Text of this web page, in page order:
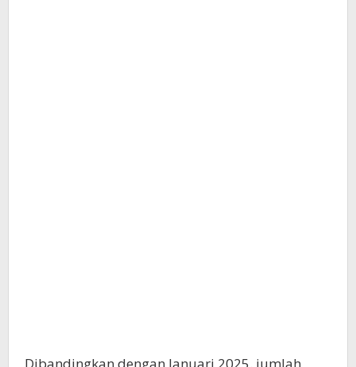
Dibandingkan dengan Januari 2025, jumlah